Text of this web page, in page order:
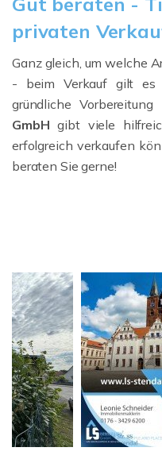
privaten
Ganz gleich, um welche
- beim Verkauf gilt es
gründliche
GmbH gibt viele
erfolgreich verkaufen
beraten Sie gerne!